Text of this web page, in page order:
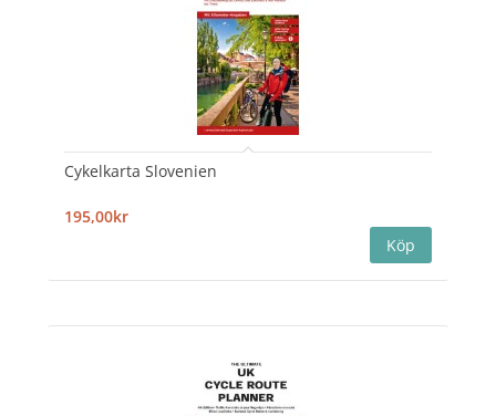
Cykelkarta Slovenien
195,00kr